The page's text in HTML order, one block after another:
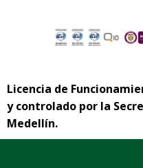
Licencia de
y controlado por la
Medellín.